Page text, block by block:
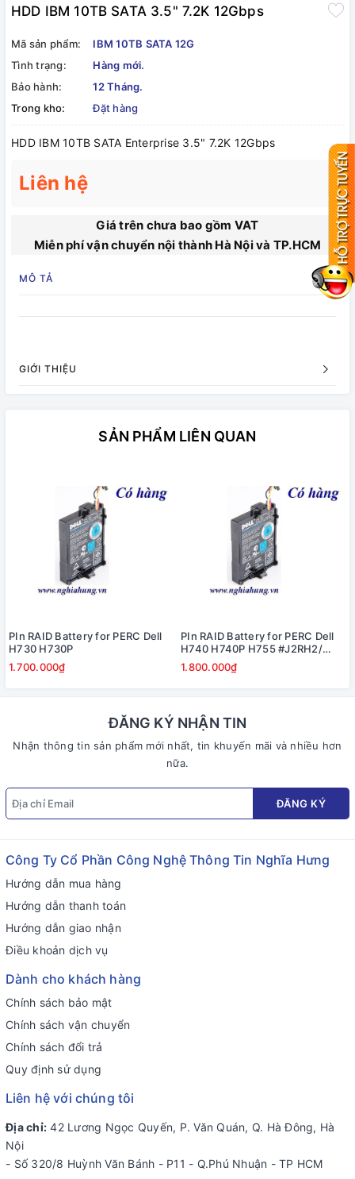
HDD IBM 10TB SATA 3.5" 7.2K 12Gbps
Mã sản phẩm:
IBM 10TB SATA 12G
Tình trạng:
Hàng mới.
Bảo hành:
12 Tháng.
Trong kho:
Đặt hàng
HDD IBM 10TB SATA Enterprise 3.5" 7.2K 12Gbps
Liên hệ
Giá trên chưa bao gồm VAT
Miễn phí vận chuyển nội thành Hà Nội và TP.HCM
MÔ TẢ
GIỚI THIỆU
SẢN PHẨM LIÊN QUAN
PIn RAID Battery for PERC Dell
H730 H730P
1.700.000₫
PIn RAID Battery for PERC Dell
H740 H740P H755 #J2RH2/
NWJ48
1.800.000₫
ĐĂNG KÝ NHẬN TIN
Nhận thông tin sản phẩm mới nhất, tin khuyến mãi và nhiều hơn
nữa.
ĐĂNG KÝ
Công Ty Cổ Phần Công Nghệ Thông Tin Nghĩa Hưng
Hướng dẫn mua hàng
Hướng dẫn thanh toán
Hướng dẫn giao nhận
Điều khoản dịch vụ
Dành cho khách hàng
Chính sách bảo mật
Chính sách vận chuyển
Chính sách đổi trả
Quy định sử dụng
Liên hệ với chúng tôi
Địa chỉ: 42 Lương Ngọc Quyến, P. Văn Quán, Q. Hà Đông, Hà
Nội
- Số 320/8 Huỳnh Văn Bánh - P11 - Q.Phú Nhuận - TP HCM